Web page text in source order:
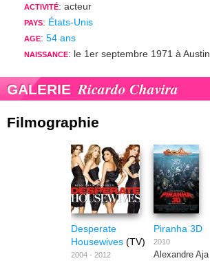
ACTIVITÉ: acteur
PAYS: États-Unis
AGE: 54 ans
NAISSANCE: le 1er septembre 1971 à Austin
GALERIE Ricardo Chavira
Filmographie
Desperate
Housewives (TV)
2004 - 2012
Piranha 3D
2010
Alexandre Aja